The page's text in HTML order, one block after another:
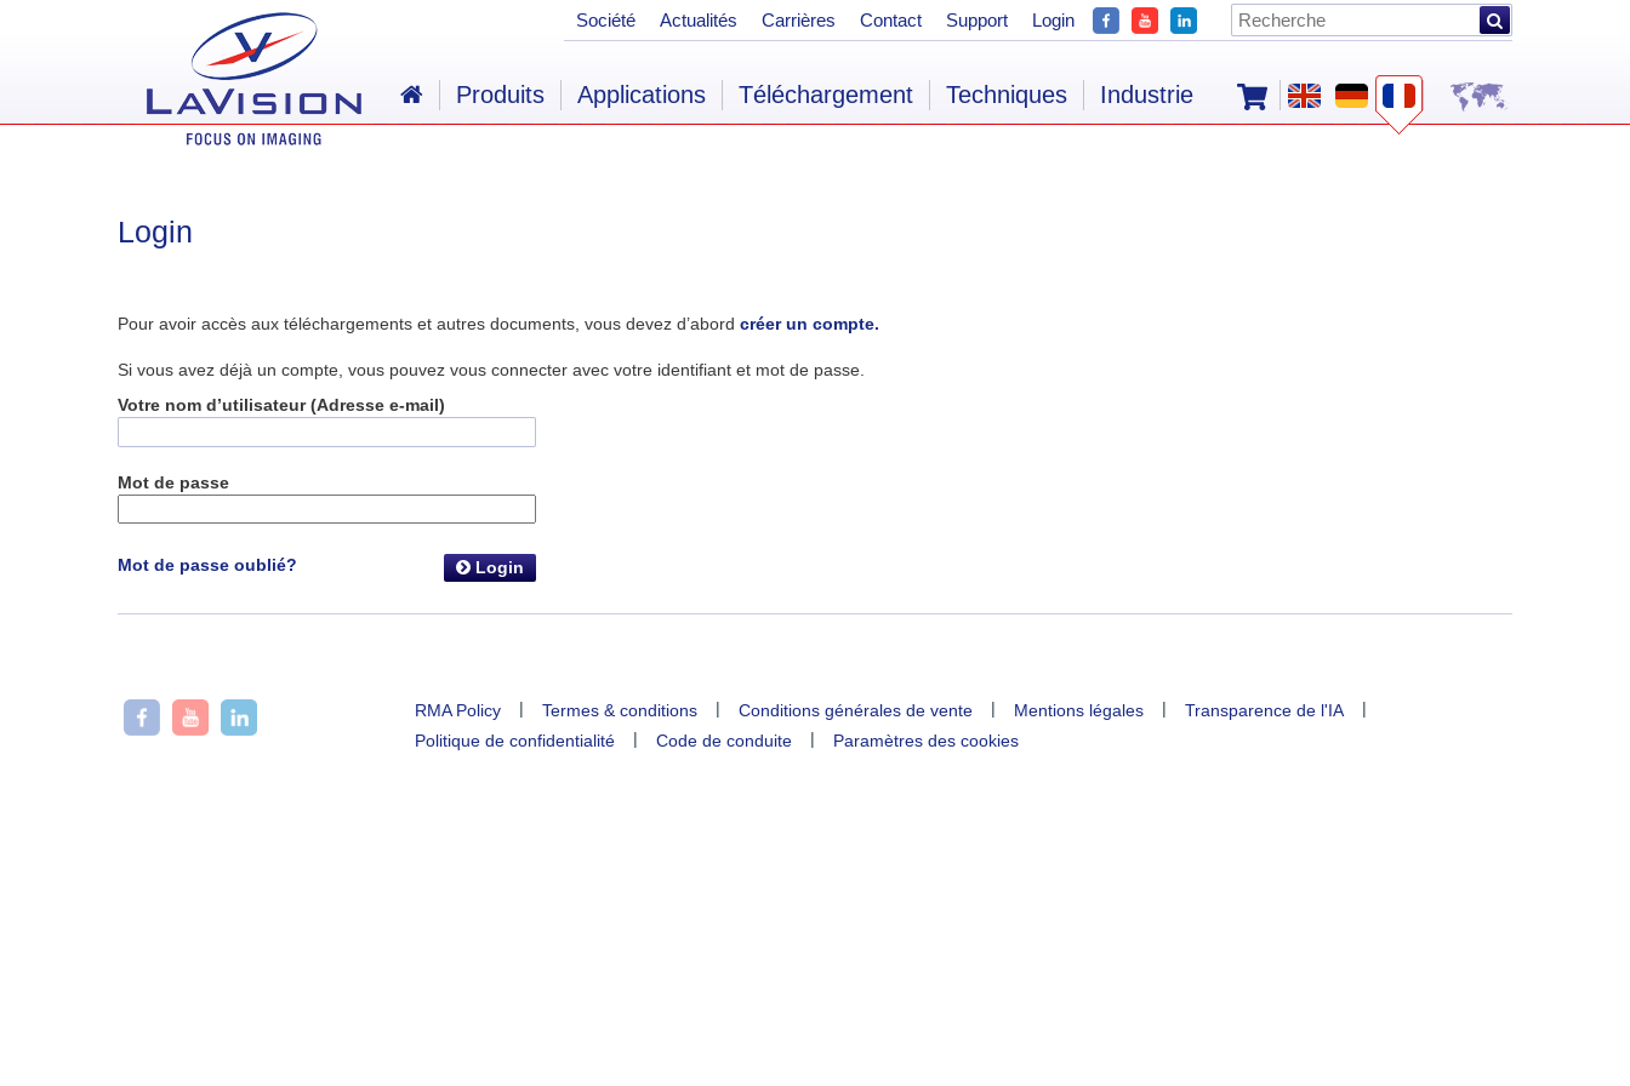
Login
Pour avoir accès aux téléchargements et autres documents, vous devez d’abord créer un compte.
Si vous avez déjà un compte, vous pouvez vous connecter avec votre identifiant et mot de passe.
Votre nom d’utilisateur (Adresse e-mail)
Mot de passe
Mot de passe oublié? Login
RMA Policy | Termes & conditions | Conditions générales de vente | Mentions légales | Transparence de l'IA
|
Politique de confidentialité
| Code de conduite | Paramètres des cookies
Société Actualités Carrières Contact Support Login
Produits Applications Téléchargement Techniques Industrie